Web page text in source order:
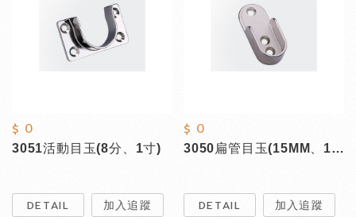
$ 0
3051活動目玉(8分、1寸)
DETAIL 加入追蹤
$ 0
3050扁管目玉(15MM、18MM)
DETAIL 加入追蹤